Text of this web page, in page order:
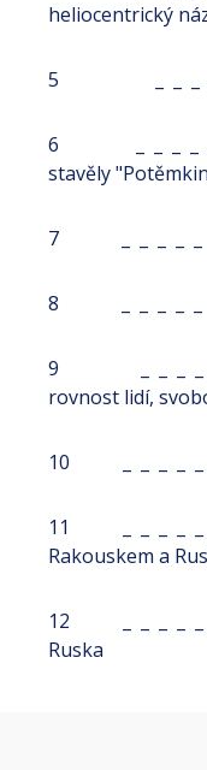
heliocentrický
5 _ _ _ _
6 _ _ _
stavěly
7 _ _ _ _
8 _ _ _ _
9 _ _ _ _ _
rovnost lidí,
10 _ _ _ _
11 _ _ _
Rakouskem a
12 _ _ _
Ruska